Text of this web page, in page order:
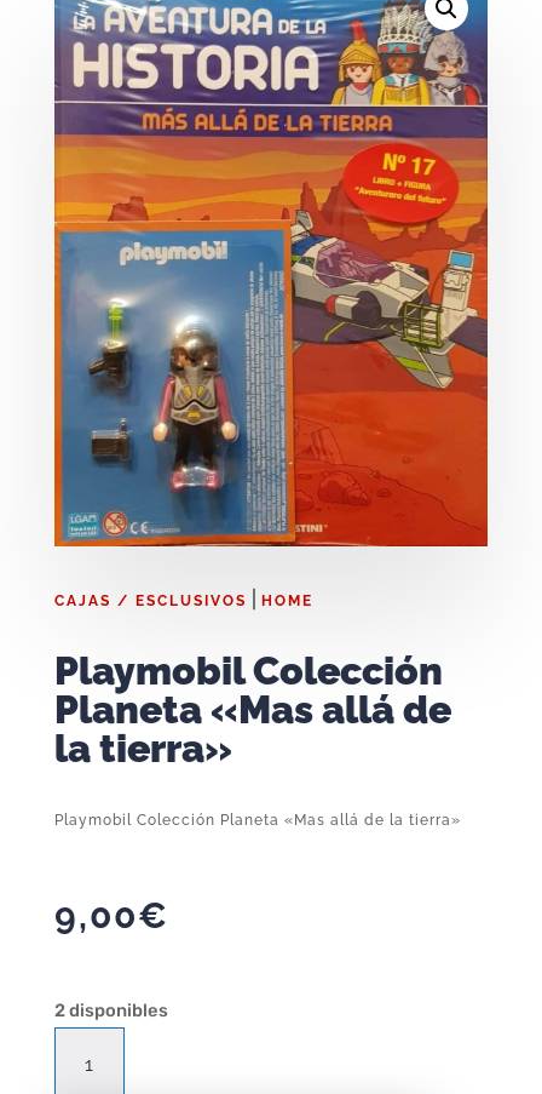
CAJAS / ESCLUSIVOS HOME
Playmobil Colección
Planeta «Mas allá de
la tierra»
Playmobil Colección Planeta «Mas allá de la tierra»
9,00€
2 disponibles
Colección